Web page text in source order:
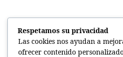
Respetamos su privacidad
Las cookies nos ayudan a
ofrecer contenido